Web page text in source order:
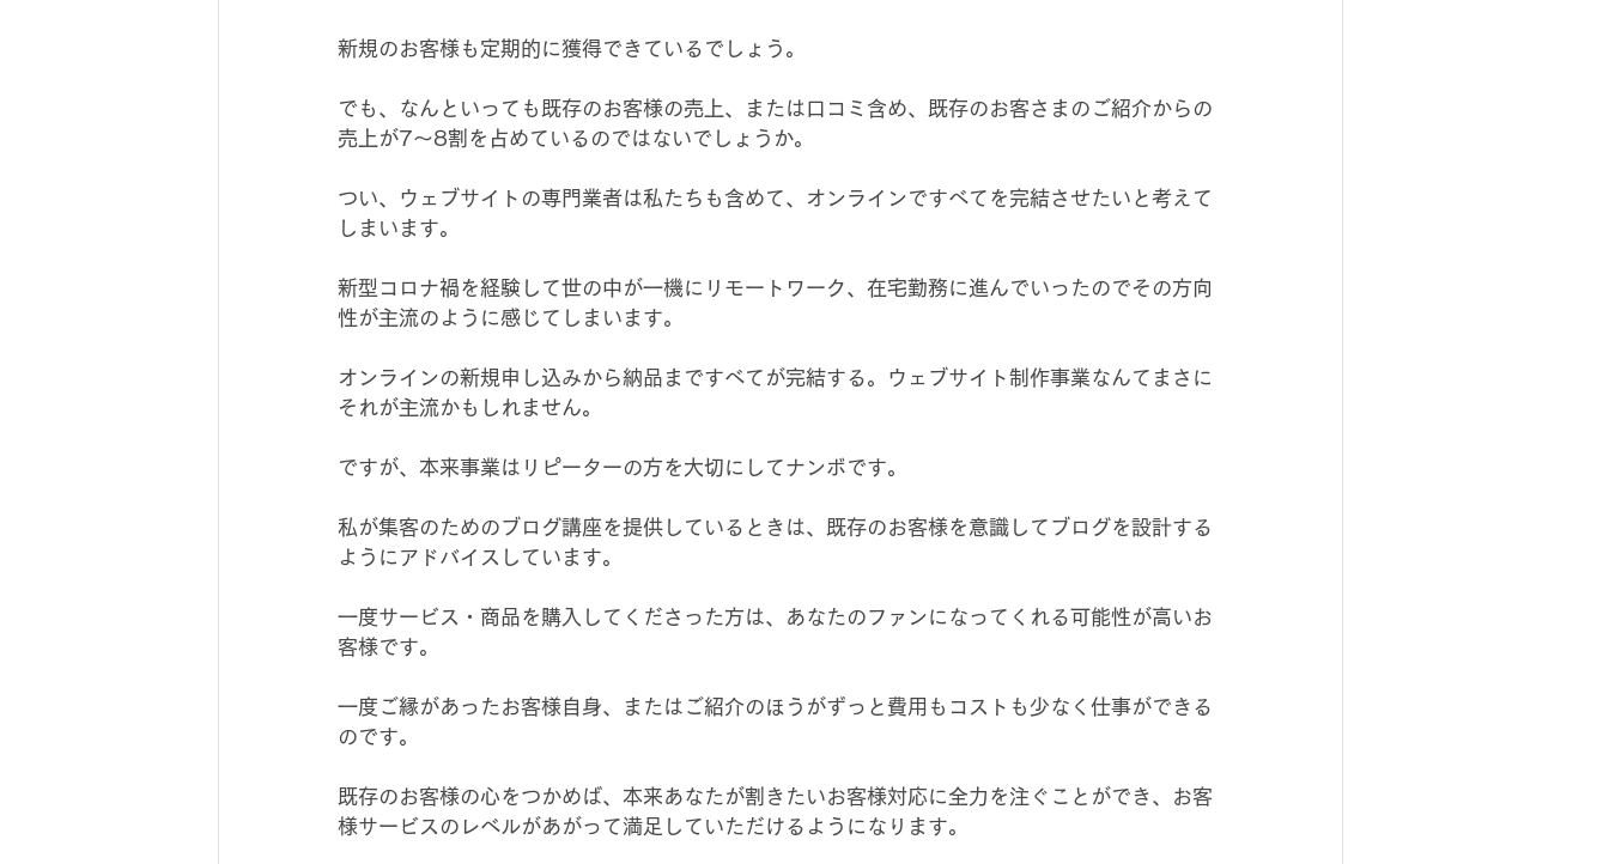
新規のお客様も定期的に獲得できているでしょう。
でも、なんといっても既存のお客様の売上、または口コミ含め、既存のお客さまのご紹介からの
売上が7～8割を占めているのではないでしょうか。
つい、ウェブサイトの専門業者は私たちも含めて、オンラインですべてを完結させたいと考えて
しまいます。
新型コロナ禍を経験して世の中が一機にリモートワーク、在宅勤務に進んでいったのでその方向
性が主流のように感じてしまいます。
オンラインの新規申し込みから納品まですべてが完結する。ウェブサイト制作事業なんてまさに
それが主流かもしれません。
ですが、本来事業はリピーターの方を大切にしてナンボです。
私が集客のためのブログ講座を提供しているときは、既存のお客様を意識してブログを設計する
ようにアドバイスしています。
一度サービス・商品を購入してくださった方は、あなたのファンになってくれる可能性が高いお
客様です。
一度ご縁があったお客様自身、またはご紹介のほうがずっと費用もコストも少なく仕事ができる
のです。
既存のお客様の心をつかめば、本来あなたが割きたいお客様対応に全力を注ぐことができ、お客
様サービスのレベルがあがって満足していただけるようになります。